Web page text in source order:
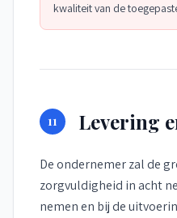
kwaliteit van de
11 Levering
De ondernemer zal de
zorgvuldigheid in acht
nemen en bij de